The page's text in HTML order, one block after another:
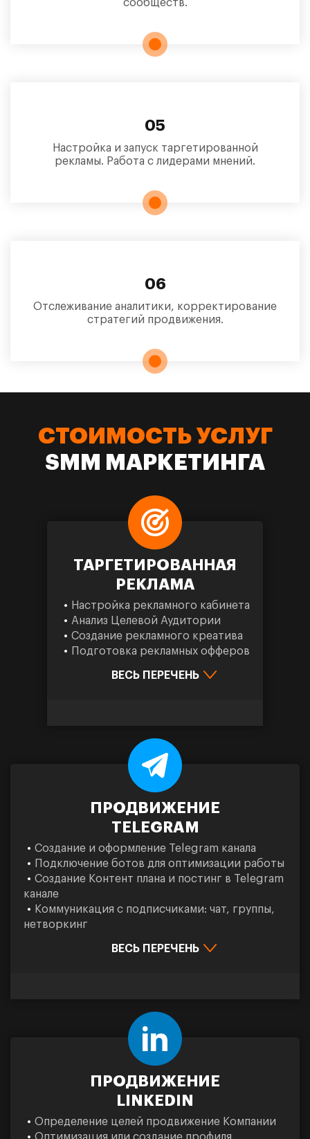
сообществ.
05
Настройка и запуск таргетированной
рекламы. Работа с лидерами мнений.
06
Отслеживание аналитики, корректирование
стратегий продвижения.
СТОИМОСТЬ УСЛУГ
SMM МАРКЕТИНГА
ТАРГЕТИРОВАННАЯ
РЕКЛАМА
Настройка рекламного кабинета
Анализ Целевой Аудитории
Создание рекламного креатива
Подготовка рекламных офферов
ВЕСЬ ПЕРЕЧЕНЬ
ПРОДВИЖЕНИЕ
TELEGRAM
Создание и оформление Telegram канала
Подключение ботов для оптимизации работы
Создание Контент плана и постинг в Telegram
канале
Коммуникация с подписчиками: чат, группы,
нетворкинг
ВЕСЬ ПЕРЕЧЕНЬ
ПРОДВИЖЕНИЕ
LINKEDIN
Определение целей продвижение Компании